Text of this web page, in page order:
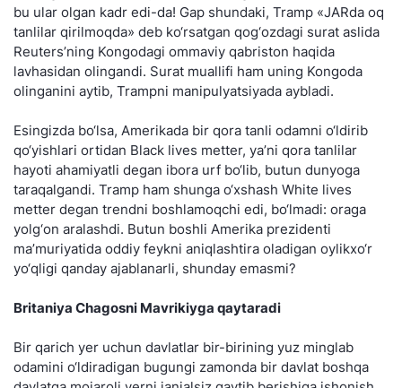
bu ular olgan kadr edi-da! Gap shundaki, Tramp «JARda oq
tanlilar qirilmoqda» deb ko‘rsatgan qog‘ozdagi surat aslida
Reuters’ning Kongodagi ommaviy qabriston haqida
lavhasidan olingandi. Surat muallifi ham uning Kongoda
olinganini aytib, Trampni manipulyatsiyada aybladi.
Esingizda bo‘lsa, Amerikada bir qora tanli odamni o‘ldirib
qo‘yishlari ortidan Black lives metter, ya’ni qora tanlilar
hayoti ahamiyatli degan ibora urf bo‘lib, butun dunyoga
taraqalgandi. Tramp ham shunga o‘xshash White lives
metter degan trendni boshlamoqchi edi, bo‘lmadi: oraga
yolg‘on aralashdi. Butun boshli Amerika prezidenti
ma’muriyatida oddiy feykni aniqlashtira oladigan oylikxo‘r
yo‘qligi qanday ajablanarli, shunday emasmi?
Britaniya Chagosni Mavrikiyga qaytaradi
Bir qarich yer uchun davlatlar bir-birining yuz minglab
odamini o‘ldiradigan bugungi zamonda bir davlat boshqa